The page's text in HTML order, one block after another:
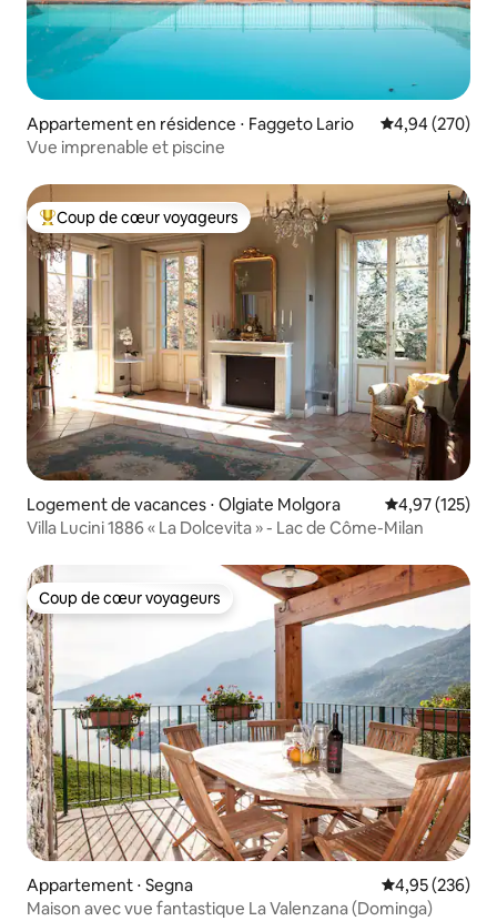
Appartement en résidence ⋅ Faggeto Lario Évaluation
4,94 (270)
Vue imprenable et piscine
Coups de cœur voyageurs les plus appréciés
Coup de cœur voyageurs
Logement de vacances ⋅ Olgiate Molgora Évaluation
4,97 (125)
Villa Lucini 1886 « La Dolcevita » - Lac de Côme-Milan
Coup de cœur voyageurs
Coup de cœur voyageurs
Appartement ⋅ Segna Évaluation
4,95 (236)
Maison avec vue fantastique La Valenzana (Dominga)